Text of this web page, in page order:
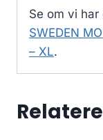
Se om vi har
SWEDEN
– XL.